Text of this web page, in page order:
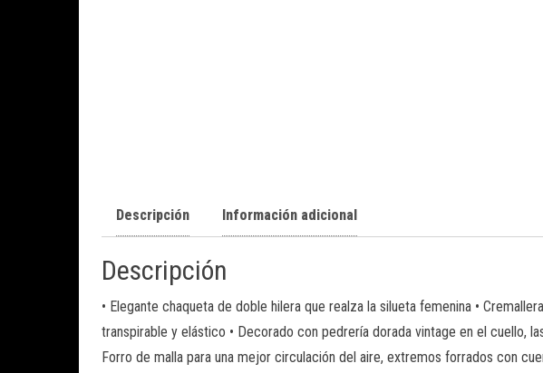
Descripción Información adicional
Descripción
• Elegante chaqueta de doble hilera que realza la silueta femenina •
transpirable y elástico • Decorado con pedrería dorada vintage en el cuello,
Forro de malla para una mejor circulación del aire, extremos forrados con